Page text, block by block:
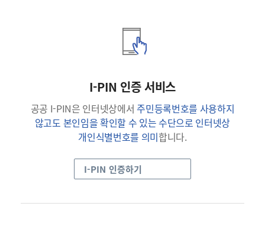
I-PIN 인증 서비스
공공 I-PIN은 인터넷상에서주민등록번호를 사용하지
않고도 본인임을 확인할 수 있는 수단으로 인터넷상
개인식별번호를 의미합니다.
I-PIN 인증하기